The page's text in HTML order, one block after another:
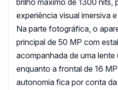
experiência visual imersiva
Na parte fotográfica, o
principal de 50 MP com
acompanhada de uma lente
enquanto a frontal de 16
autonomia fica por conta